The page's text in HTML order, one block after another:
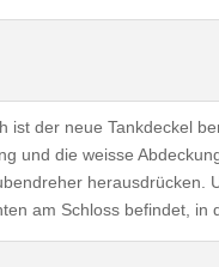
ist der neue Tankdeckel
und die weisse
herausdrücken.
am Schloss befindet, in